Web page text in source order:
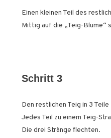
Einen kleinen Teil des
Mittig auf die „Teig-Blume“
Schritt 3
Den restlichen Teig in 3
Jedes Teil zu einem Teig-
Die drei Stränge flechten.